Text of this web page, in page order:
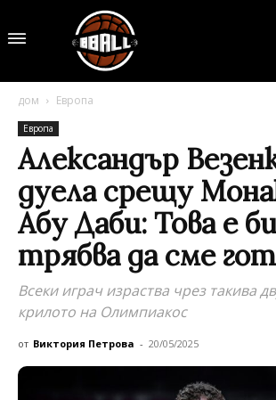
дом Европа
Европа
Александър
дуела срещу
Абу Даби: Това е
трябва да сме
Всеки играч израства чрез такива
крилото на Олимпиакос
от Виктория Петрова - 20/05/2025